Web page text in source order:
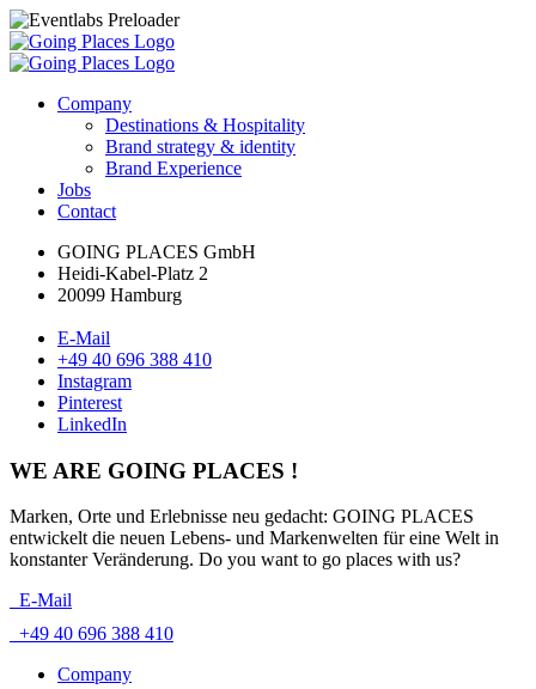
Company
Destinations & Hospitality
Brand strategy & identity
Brand Experience
Jobs
Contact
GOING PLACES GmbH
Heidi-Kabel-Platz 2
20099 Hamburg
E-Mail
+49 40 696 388 410
Instagram
Pinterest
LinkedIn
WE ARE GOING PLACES !
Marken, Orte und Erlebnisse neu gedacht: GOING PLACES
entwickelt die neuen Lebens- und Markenwelten für eine Welt in
konstanter Veränderung. Do you want to go places with us?
E-Mail
+49 40 696 388 410
Company